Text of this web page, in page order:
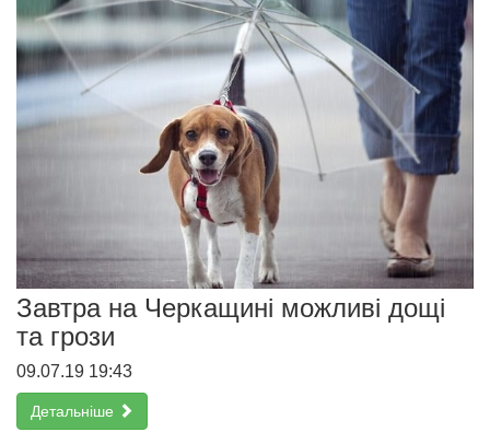
Завтра на Черкащині можливі дощі
та грози
09.07.19 19:43
Детальніше